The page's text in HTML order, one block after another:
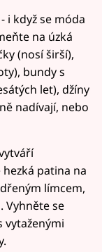
i když se móda
na úzká
(nosí širší),
bundy s
let), džíny
nadívají, nebo
patina na
límcem,
Vyhněte se
vytaženými